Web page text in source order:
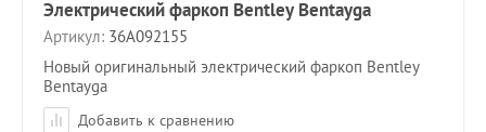
Электрический фаркоп Bentley Bentayga
Артикул: 36A092155
Новый оригинальный электрический фаркоп Bentley
Bentayga
Добавить к сравнению